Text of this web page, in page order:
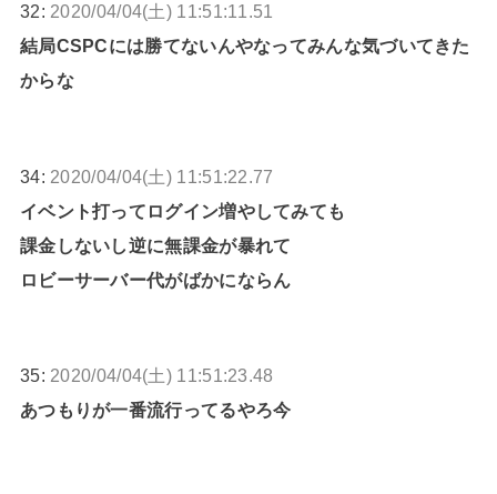
32: 2020/04/04(土) 11:51:11.51
結局CSPCには勝てないんやなってみんな気づいてきた
からな
34: 2020/04/04(土) 11:51:22.77
イベント打ってログイン増やしてみても
課金しないし逆に無課金が暴れて
ロビーサーバー代がばかにならん
35: 2020/04/04(土) 11:51:23.48
あつもりが一番流行ってるやろ今